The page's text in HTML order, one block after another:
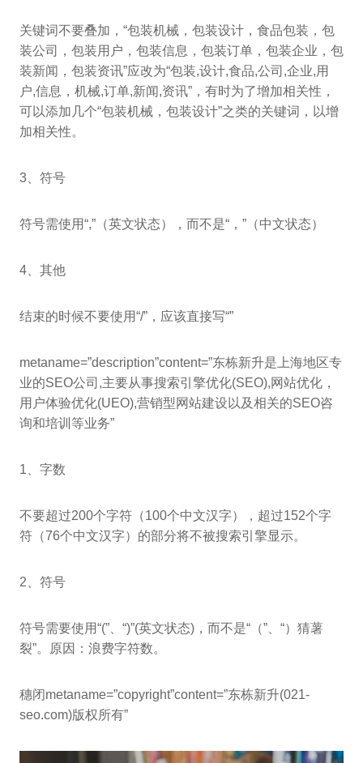
关键词不要叠加，“包装机械，包装设计，食品包装，包
装公司，包装用户，包装信息，包装订单，包装企业，包
装新闻，包装资讯”应改为“包装,设计,食品,公司,企业,用
户,信息，机械,订单,新闻,资讯”，有时为了增加相关性，
可以添加几个“包装机械，包装设计”之类的关键词，以增
加相关性。
3、符号
符号需使用“,”（英文状态），而不是“，”（中文状态）
4、其他
结束的时候不要使用“/”，应该直接写“”
metaname=”description”content=”东栋新升是上海地区专
业的SEO公司,主要从事搜索引擎优化(SEO),网站优化，
用户体验优化(UEO),营销型网站建设以及相关的SEO咨
询和培训等业务”
1、字数
不要超过200个字符（100个中文汉字），超过152个字
符（76个中文汉字）的部分将不被搜索引擎显示。
2、符号
符号需要使用“(”、“)”(英文状态)，而不是“（”、“）猜薯
裂”。原因：浪费字符数。
穗闭metaname=”copyright”content=”东栋新升(021-
seo.com)版权所有”